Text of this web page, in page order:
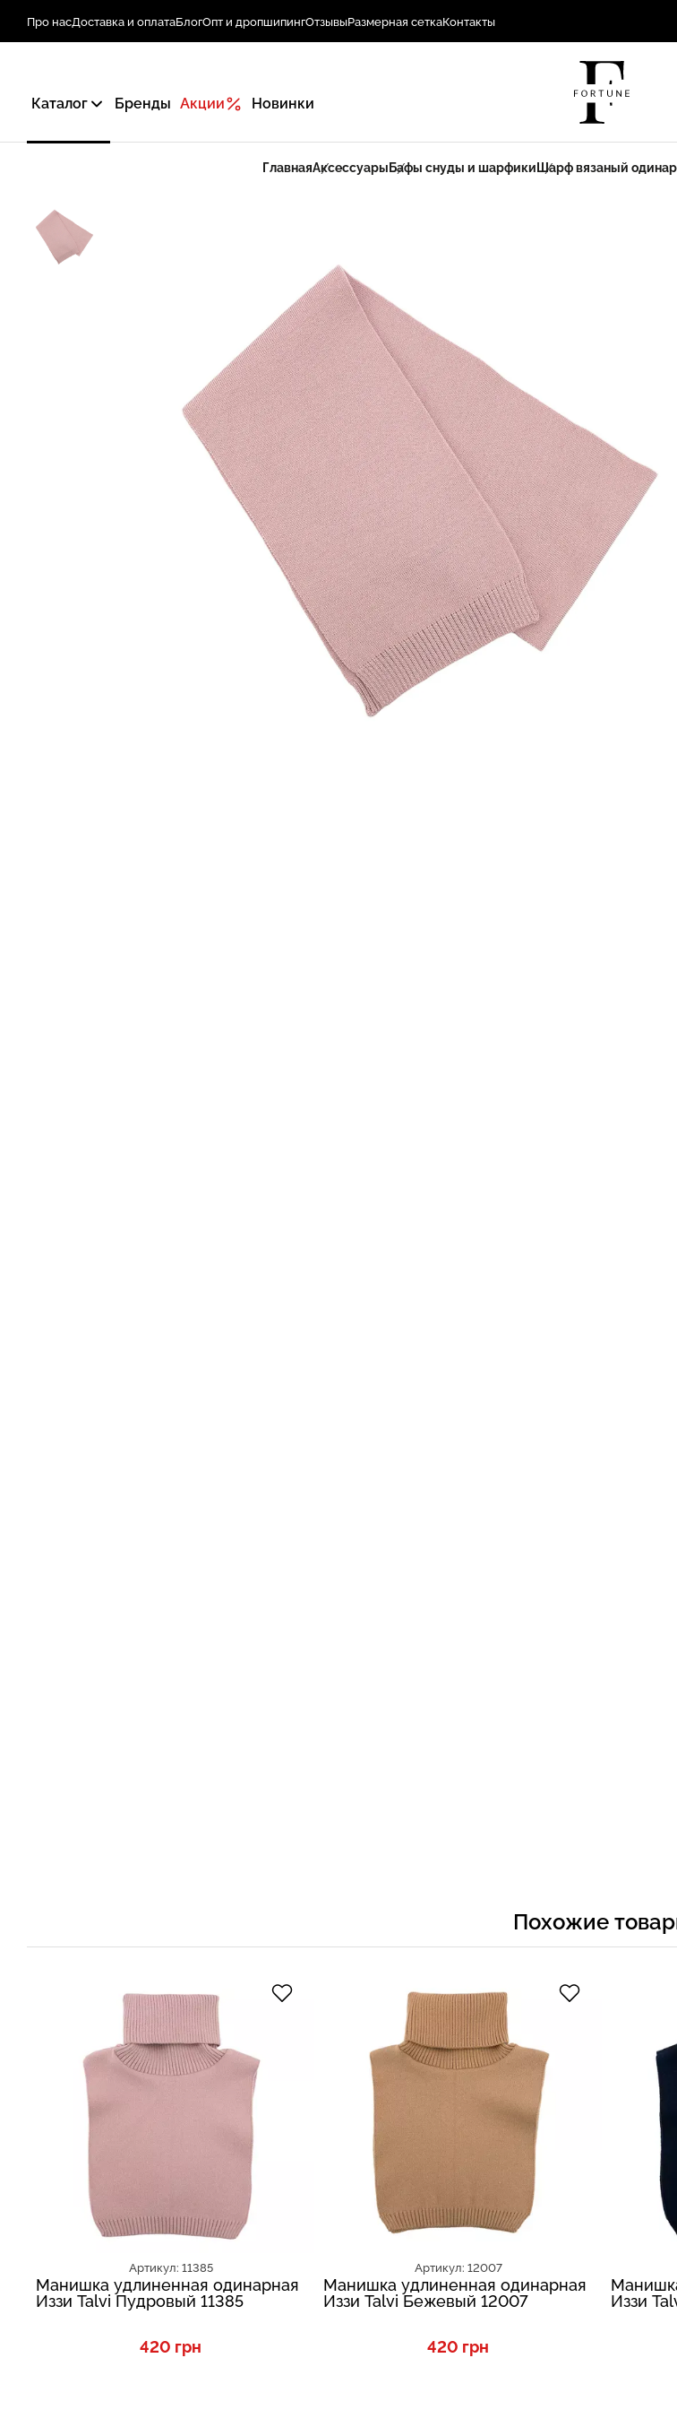
Про насДоставка и оплатаБлогОпт и дропшипингОтзывыРазмерная сеткаКонтакты
Каталог Бренды Акции Новинки
ГлавнаяАксессуары Бафы снуды и шарфики Шарф вязаный
Похожие
Артикул: 11385
Манишка удлиненная одинарная
Иззи Talvi Пудровый 11385
420 грн
Артикул: 12007
Манишка удлиненная одинарная
Иззи Talvi Бежевый 12007
420 грн
Иззи